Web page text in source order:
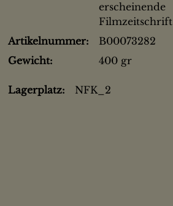
erscheinende
Filmzeitschrift
Artikelnummer:
B00073282
Gewicht:
400 gr
Lagerplatz: NFK_2